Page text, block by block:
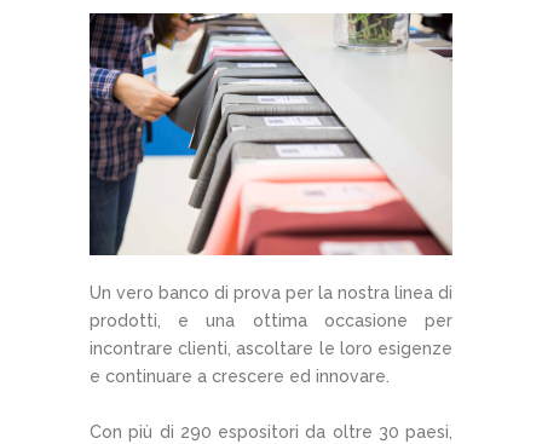
Un vero banco di prova per la nostra linea di
prodotti, e una ottima occasione per
incontrare clienti, ascoltare le loro esigenze
e continuare a crescere ed innovare.
Con più di 290 espositori da oltre 30 paesi,